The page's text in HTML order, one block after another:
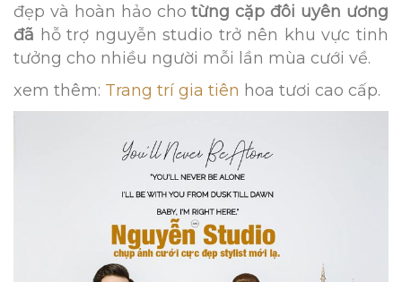
đẹp và hoàn hảo chotừng cặp đôi uyên ương
đã hỗ trợ nguyễn studio trở nên khu vực tinh
tưởng cho nhiều người mỗi lần mùa cưới về.
xem thêm: Trang trí gia tiên hoa tươi cao cấp.